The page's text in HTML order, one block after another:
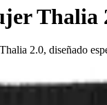
Thalia
2.0, diseñado